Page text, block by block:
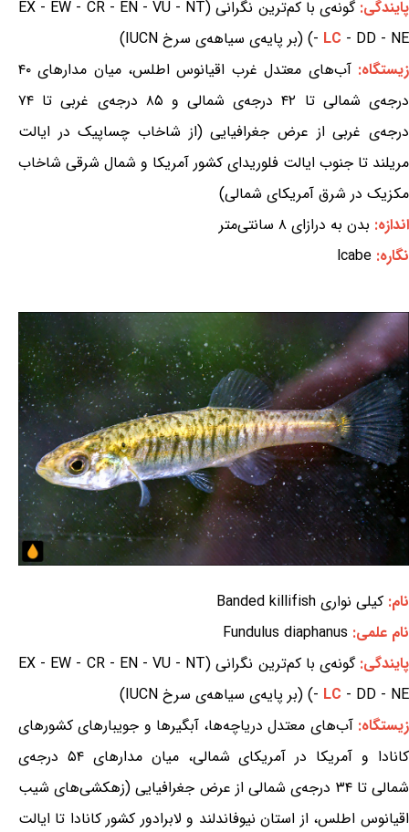
پایندگی:
گونه‌ی با کم‌ترین نگرانی (EX - EW - CR - EN - VU - NT
- LC - DD - NE) (بر پایه‌ی سیاهه‌ی سرخ IUCN)
زیستگاه:
آب‌های معتدل غرب اقیانوس اطلس، میان مدارهای ۴۰
درجه‌ی شمالی تا ۴۲ درجه‌ی شمالی و ۸۵ درجه‌ی غربی تا ۷۴
درجه‌ی غربی از عرض جغرافیایی (از شاخاب چساپیک در ایالت
مریلند تا جنوب ایالت فلوریدای کشور آمریکا و شمال شرقی شاخاب
مکزیک در شرق آمریکای شمالی)
اندازه: بدن به درازای ۸ سانتی‌متر
نگاره: lcabe
نام: کیلی نواری Banded killifish
نام علمی: Fundulus diaphanus
پایندگی:
گونه‌ی با کم‌ترین نگرانی (EX - EW - CR - EN - VU - NT
- LC - DD - NE) (بر پایه‌ی سیاهه‌ی سرخ IUCN)
زیستگاه:آب‌های معتدل دریاچه‌ها، آبگیرها و جویبارهای کشورهای
کانادا و آمریکا در آمریکای شمالی، میان مدارهای ۵۴ درجه‌ی
شمالی تا ۳۴ درجه‌ی شمالی از عرض جغرافیایی (زهکشی‌های شیب
اقیانوس اطلس، از استان نیوفاندلند و لابرادور کشور کانادا تا ایالت